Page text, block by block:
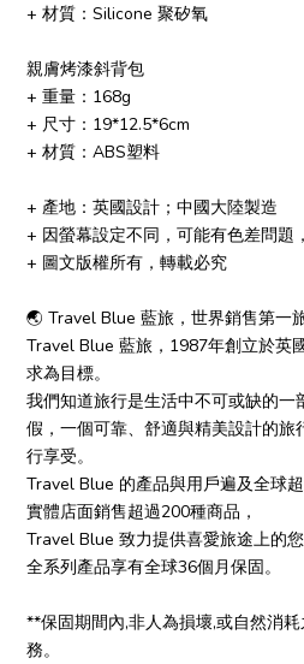
+ 材質：Silicone 聚矽氧
親膚烤漆斜背包
+ 重量：168g
+ 尺寸：19*12.5*6cm
+ 材質：ABS塑料
+ 產地：英國設計；中國大陸製造
+ 因螢幕設定不同，可能有色差問題
+ 圖文版權所有，轉載必究
🌏 Travel Blue 藍旅，世界銷售第一
Travel Blue 藍旅，1987年創立於英
求為目標。
我們知道旅行是生活中不可或缺的一
假，一個可靠、舒適與精美設計的旅
行享受。
Travel Blue 的產品與用戶遍及全球
實體店面銷售超過200種商品，
Travel Blue 致力提供喜愛旅途上的
全系列產品享有全球36個月保固。
**保固期間內,非人為損壞,或自然消
務。